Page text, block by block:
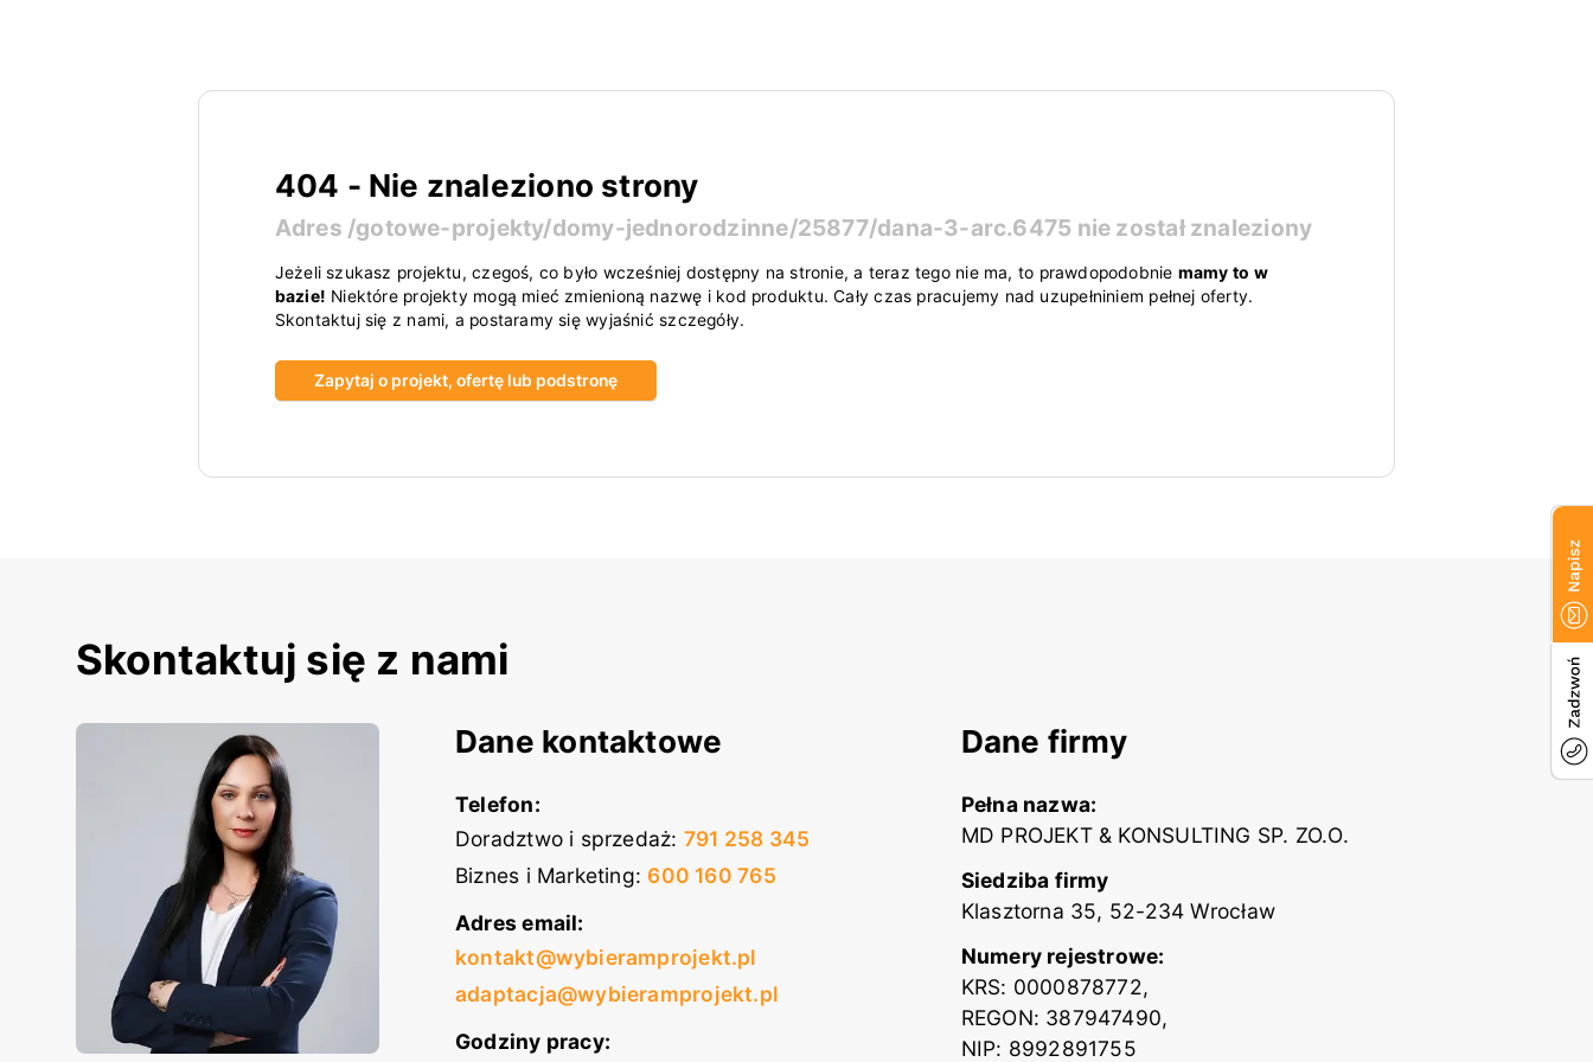
404 - Nie znaleziono strony
Adres /gotowe-projekty/domy-jednorodzinne/25877/dana-3-arc.6475 nie został znaleziony
Jeżeli szukasz projektu, czegoś, co było wcześniej dostępny na stronie, a teraz tego nie ma, to prawdopodobnie mamy to w
bazie! Niektóre projekty mogą mieć zmienioną nazwę i kod produktu. Cały czas pracujemy nad uzupełniniem pełnej oferty.
Skontaktuj się z nami, a postaramy się wyjaśnić szczegóły.
Zapytaj o projekt, ofertę lub podstronę
Skontaktuj się z nami
Dane kontaktowe
Telefon:
Doradztwo i sprzedaż: 791 258 345
Biznes i Marketing: 600 160 765
Adres email:
kontakt@wybieramprojekt.pl
adaptacja@wybieramprojekt.pl
Godziny pracy:
Dane firmy
Pełna nazwa:
MD PROJEKT & KONSULTING SP. ZO.O.
Siedziba firmy
Klasztorna 35, 52-234 Wrocław
Numery rejestrowe:
KRS: 0000878772,
REGON: 387947490,
NIP: 8992891755